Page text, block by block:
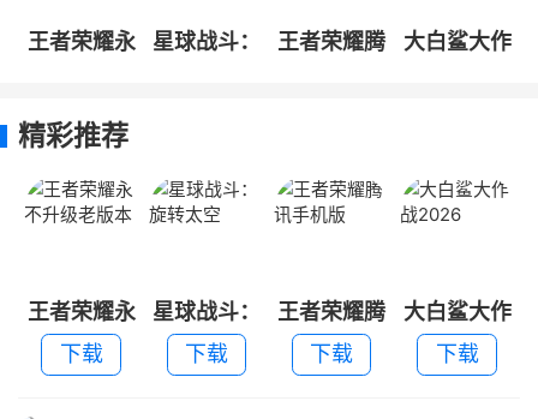
王者荣耀永
星球战斗：
王者荣耀腾
大白鲨大作
精彩推荐
王者荣耀永
不升级老版
本
下载
星球战斗：
旋转太空
下载
王者荣耀腾
讯手机版
下载
大白鲨大作
战2026
下载